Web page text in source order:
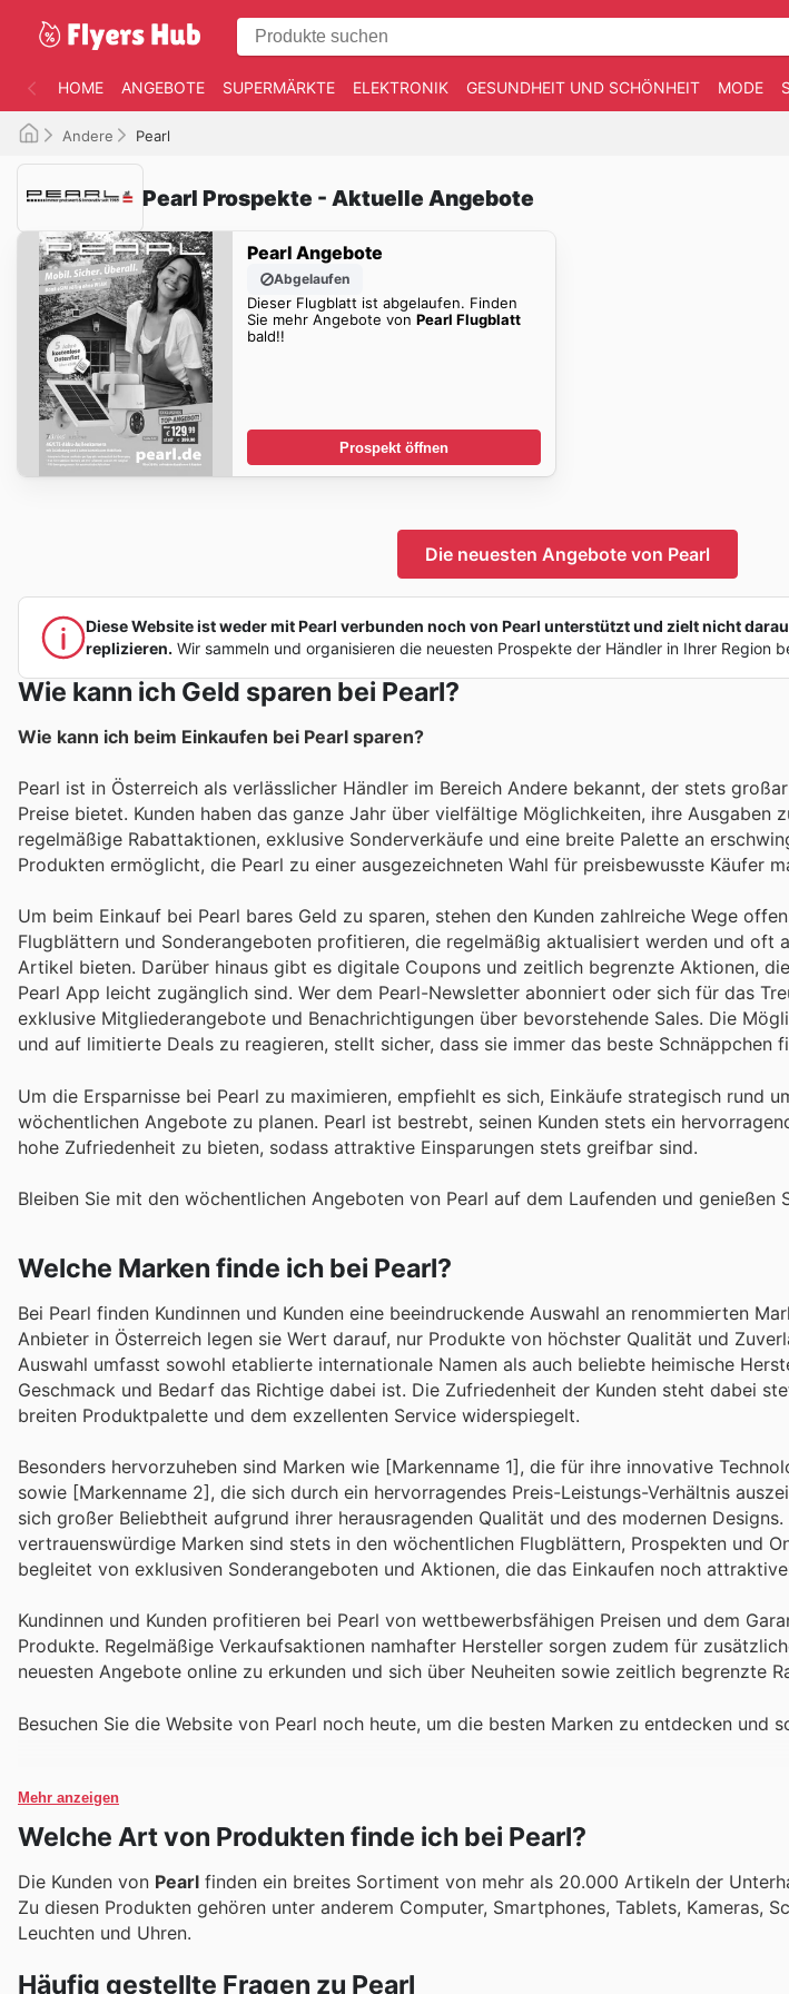
HOME ANGEBOTE SUPERMÄRKTE ELEKTRONIK GESUNDHEIT UND SCHÖNHEIT MODE
Andere Pearl
Pearl Prospekte - Aktuelle Angebote
Pearl Angebote
Abgelaufen
Dieser Flugblatt ist abgelaufen. Finden
Sie mehr Angebote von Pearl Flugblatt
bald!!
Prospekt öffnen
Die neuesten Angebote von Pearl
Diese Website ist weder mit Pearl verbunden noch von Pearl unterstützt und zielt nicht
replizieren. Wir sammeln und organisieren die neuesten Prospekte der Händler in Ihrer Region
Wie kann ich Geld sparen bei Pearl?
Wie kann ich beim Einkaufen bei Pearl sparen?
Pearl ist in Österreich als verlässlicher Händler im Bereich Andere bekannt, der stets
Preise bietet. Kunden haben das ganze Jahr über vielfältige Möglichkeiten, ihre Ausgaben
regelmäßige Rabattaktionen, exklusive Sonderverkäufe und eine breite Palette an
Produkten ermöglicht, die Pearl zu einer ausgezeichneten Wahl für preisbewusste Käufer
Um beim Einkauf bei Pearl bares Geld zu sparen, stehen den Kunden zahlreiche Wege
Flugblättern und Sonderangeboten profitieren, die regelmäßig aktualisiert werden und oft
Artikel bieten. Darüber hinaus gibt es digitale Coupons und zeitlich begrenzte Aktionen,
Pearl App leicht zugänglich sind. Wer dem Pearl-Newsletter abonniert oder sich für das
exklusive Mitgliederangebote und Benachrichtigungen über bevorstehende Sales. Die
und auf limitierte Deals zu reagieren, stellt sicher, dass sie immer das beste Schnäppchen
Um die Ersparnisse bei Pearl zu maximieren, empfiehlt es sich, Einkäufe strategisch rund
wöchentlichen Angebote zu planen. Pearl ist bestrebt, seinen Kunden stets ein
hohe Zufriedenheit zu bieten, sodass attraktive Einsparungen stets greifbar sind.
Bleiben Sie mit den wöchentlichen Angeboten von Pearl auf dem Laufenden und genießen
Welche Marken finde ich bei Pearl?
Bei Pearl finden Kundinnen und Kunden eine beeindruckende Auswahl an renommierten
Anbieter in Österreich legen sie Wert darauf, nur Produkte von höchster Qualität und
Auswahl umfasst sowohl etablierte internationale Namen als auch beliebte heimische
Geschmack und Bedarf das Richtige dabei ist. Die Zufriedenheit der Kunden steht dabei
breiten Produktpalette und dem exzellenten Service widerspiegelt.
Besonders hervorzuheben sind Marken wie [Markenname 1], die für ihre innovative
sowie [Markenname 2], die sich durch ein hervorragendes Preis-Leistungs-Verhältnis
sich großer Beliebtheit aufgrund ihrer herausragenden Qualität und des modernen
vertrauenswürdige Marken sind stets in den wöchentlichen Flugblättern, Prospekten und
begleitet von exklusiven Sonderangeboten und Aktionen, die das Einkaufen noch
Kundinnen und Kunden profitieren bei Pearl von wettbewerbsfähigen Preisen und dem
Produkte. Regelmäßige Verkaufsaktionen namhafter Hersteller sorgen zudem für
neuesten Angebote online zu erkunden und sich über Neuheiten sowie zeitlich begrenzte
Besuchen Sie die Website von Pearl noch heute, um die besten Marken zu entdecken und
Mehr anzeigen
Welche Art von Produkten finde ich bei Pearl?
Die Kunden von Pearl finden ein breites Sortiment von mehr als 20.000 Artikeln der
Zu diesen Produkten gehören unter anderem Computer, Smartphones, Tablets, Kameras,
Leuchten und Uhren.
Häufig gestellte Fragen zu Pearl